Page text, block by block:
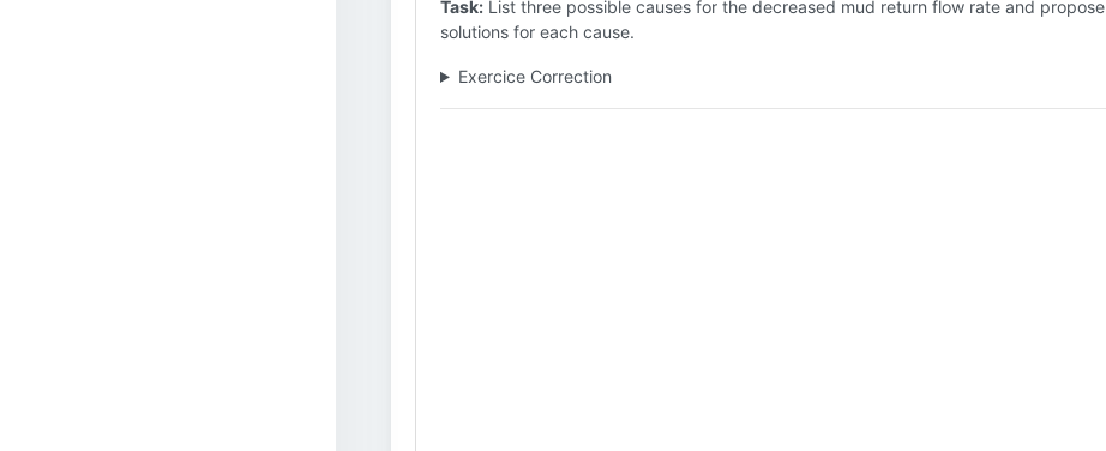
Task: List three possible causes for the decreased mud return flow rate and propose
solutions for each cause.
Exercice Correction